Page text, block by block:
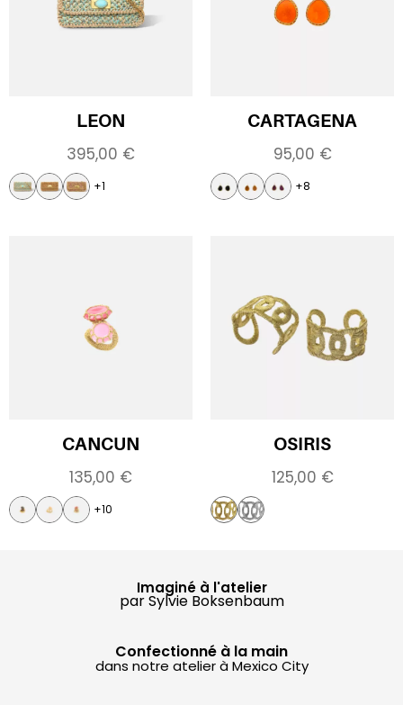
LEON
395,00 €
+1
CARTAGENA
95,00 €
+8
CANCUN
135,00 €
+10
OSIRIS
125,00 €
Imaginé à l'atelier
par Sylvie Boksenbaum
Confectionné à la main
dans notre atelier à Mexico City